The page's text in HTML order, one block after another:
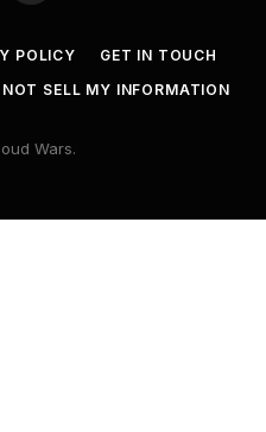
POLICY
GET IN TOUCH
SELL MY INFORMATION
Wars.